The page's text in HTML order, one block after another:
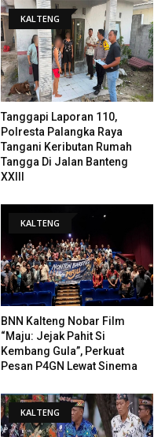
KALTENG
Tanggapi Laporan 110,
Polresta Palangka Raya
Tangani Keributan Rumah
Tangga Di Jalan Banteng
XXIII
KALTENG
BNN Kalteng Nobar Film
“Maju: Jejak Pahit Si
Kembang Gula”, Perkuat
Pesan P4GN Lewat Sinema
KALTENG